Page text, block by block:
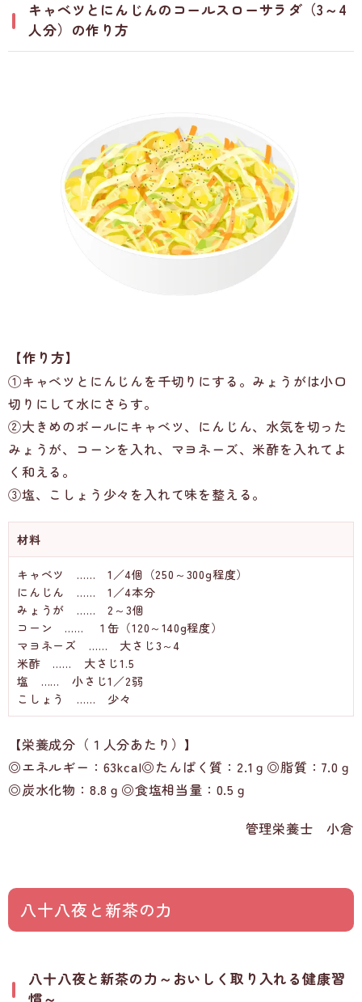
キャベツとにんじんのコールスローサラダ（3～4
人分）の作り方
【作り方】
①キャベツとにんじんを千切りにする。みょうがは小口
切りにして水にさらす。
②大きめのボールにキャベツ、にんじん、水気を切った
みょうが、コーンを入れ、マヨネーズ、米酢を入れてよ
く和える。
③塩、こしょう少々を入れて味を整える。
材料
キャベツ …… 1／4個（250～300g程度）
にんじん …… 1／4本分
みょうが …… 2～3個
コーン …… １缶（120～140g程度）
マヨネーズ …… 大さじ3～4
米酢 …… 大さじ1.5
塩 …… 小さじ1／2弱
こしょう …… 少々
【栄養成分（１人分あたり）】
◎エネルギー：63kcal◎たんぱく質：2.1ｇ◎脂質：7.0ｇ
◎炭水化物：8.8ｇ◎食塩相当量：0.5ｇ
管理栄養士 小倉
八十八夜と新茶の力
八十八夜と新茶の力～おいしく取り入れる健康習